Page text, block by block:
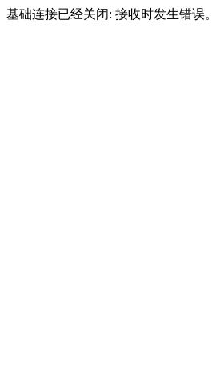
基础连接已经关闭: 接收时发生错误。